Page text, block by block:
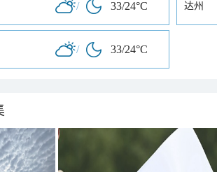
/ 33/24°C 达州
/ 33/24°C